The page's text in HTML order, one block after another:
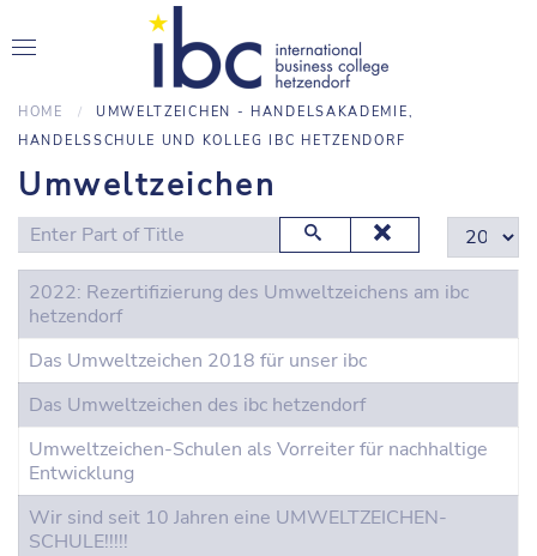
HOME
UMWELTZEICHEN - HANDELSAKADEMIE,
HANDELSSCHULE UND KOLLEG IBC HETZENDORF
Umweltzeichen
Enter Part of Title Display #
2022: Rezertifizierung des Umweltzeichens am ibc
hetzendorf
Das Umweltzeichen 2018 für unser ibc
Das Umweltzeichen des ibc hetzendorf
Umweltzeichen-Schulen als Vorreiter für nachhaltige
Entwicklung
Wir sind seit 10 Jahren eine UMWELTZEICHEN-
SCHULE!!!!!